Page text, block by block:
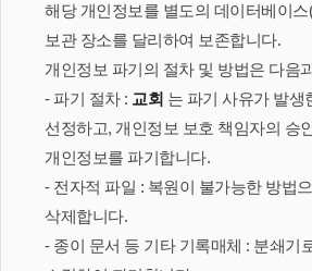
해당 개인정보를 별도의 데이터베이
보관 장소를 달리하여 보존합니다.
개인정보 파기의 절차 및 방법은 다음
- 파기 절차 : 교회 는 파기 사유가 발생
선정하고, 개인정보 보호 책임자의 승
개인정보를 파기합니다.
- 전자적 파일 : 복원이 불가능한 방법
삭제합니다.
- 종이 문서 등 기타 기록매체 : 분쇄기